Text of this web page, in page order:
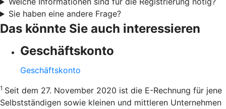
Sie haben eine andere Frage?
Das könnte Sie auch interessieren
Geschäftskonto
Geschäftskonto
1 Seit dem 27. November 2020 ist die E-Rechnung für jene
Selbstständigen sowie kleinen und mittleren Unternehmen